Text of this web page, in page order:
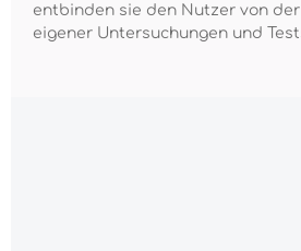
entbinden sie den Nutzer von
eigener Untersuchungen und